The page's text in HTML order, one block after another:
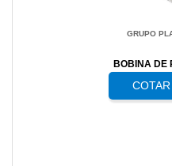
GRUPO
BOBINA DE